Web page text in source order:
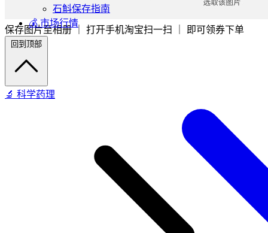
石斛保存指南
💰 市场行情
保存图片至相册 ｜ 打开手机淘宝扫一扫 ｜ 即可领券下单
回到顶部
🔬 科学药理